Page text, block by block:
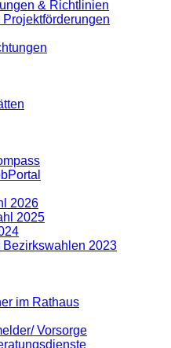
& Richtlinien
2026
2025
Bezirkswahlen 2023
im Rathaus
Vorsorge